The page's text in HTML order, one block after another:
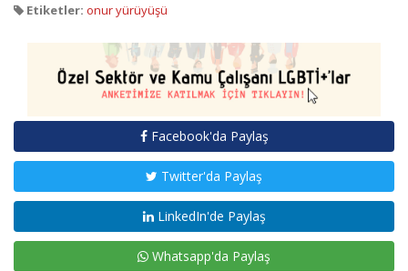
Etiketler: onur yürüyüşü
Facebook'da Paylaş
Twitter'da Paylaş
LinkedIn'de Paylaş
Whatsapp'da Paylaş